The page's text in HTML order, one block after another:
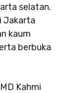
selatan.
Jakarta
kaum
berbuka
Kahmi